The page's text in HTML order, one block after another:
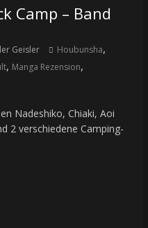
Camp – Band
Geisler Houbunsha,
, Manga Rezension,
Nadeshiko, Chiaki, Aoi
2 verschiedene Camping-